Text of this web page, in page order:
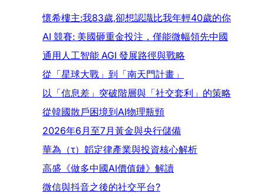
懷希樓主:我83歲,卻想認識比我年輕40歲的你
AI 競賽: 美國砸重金投注，僅能微幅領先中國
通用人工智能 AGI 發展路徑與戰略
從「星球大戰」到「南天門計畫」
以「信息差」突破階層與「社交套利」的策略
從韓國散戶困境到AI物理瓶頸
2026年6月至7月黃金與央行儲備
華為（τ）韜定律產業與投資核心解析
高盛《做多中國AI價值鏈》解讀
微信與抖音之後的社交平台?